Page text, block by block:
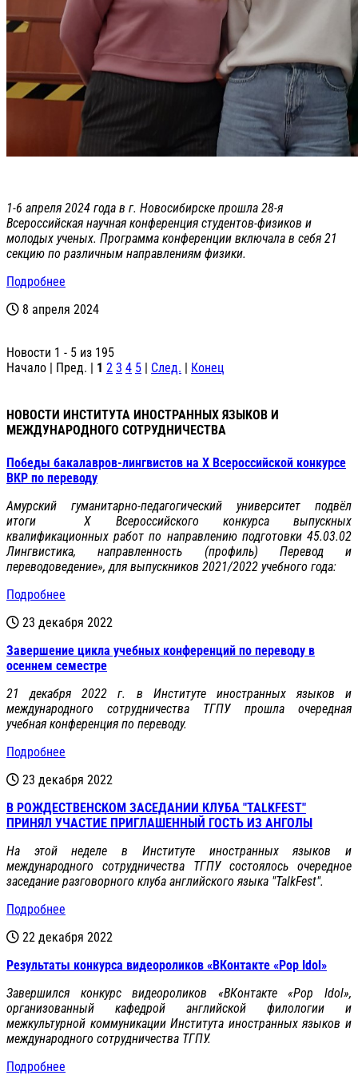
1-6 апреля 2024 года в г. Новосибирске прошла 28-я
Всероссийская научная конференция студентов-физиков и
молодых ученых. Программа конференции включала в себя 21
секцию по различным направлениям физики.
Подробнее
8 апреля 2024
Новости 1 - 5 из 195
Начало | Пред. | 1 2 3 4 5 | След. | Конец
НОВОСТИ ИНСТИТУТА ИНОСТРАННЫХ ЯЗЫКОВ И
МЕЖДУНАРОДНОГО СОТРУДНИЧЕСТВА
Победы бакалавров-лингвистов на X Всероссийской конкурсе
ВКР по переводу
Амурский гуманитарно-педагогический университет подвёл
итоги X Всероссийского конкурса выпускных
квалификационных работ по направлению подготовки 45.03.02
Лингвистика, направленность (профиль) Перевод и
переводоведение», для выпускников 2021/2022 учебного года:
Подробнее
23 декабря 2022
Завершение цикла учебных конференций по переводу в
осеннем семестре
21 декабря 2022 г. в Институте иностранных языков и
международного сотрудничества ТГПУ прошла очередная
учебная конференция по переводу.
Подробнее
23 декабря 2022
В РОЖДЕСТВЕНСКОМ ЗАСЕДАНИИ КЛУБА "TALKFEST"
ПРИНЯЛ УЧАСТИЕ ПРИГЛАШЕННЫЙ ГОСТЬ ИЗ АНГОЛЫ
На этой неделе в Институте иностранных языков и
международного сотрудничества ТГПУ состоялось очередное
заседание разговорного клуба английского языка "TalkFest".
Подробнее
22 декабря 2022
Результаты конкурса видеороликов «ВКонтакте «Pop Idol»
Завершился конкурс видеороликов «ВКонтакте «Pop Idol»,
организованный кафедрой английской филологии и
межкультурной коммуникации Института иностранных языков и
международного сотрудничества ТГПУ.
Подробнее